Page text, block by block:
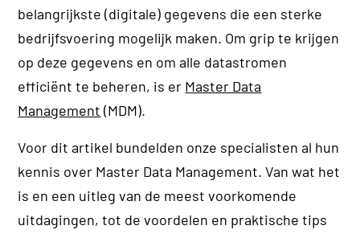
belangrijkste (digitale) gegevens die een sterke
bedrijfsvoering mogelijk maken. Om grip te krijgen
op deze gegevens en om alle datastromen
efficiënt te beheren, is er Master Data
Management (MDM).
Voor dit artikel bundelden onze specialisten al hun
kennis over Master Data Management. Van wat het
is en een uitleg van de meest voorkomende
uitdagingen, tot de voordelen en praktische tips